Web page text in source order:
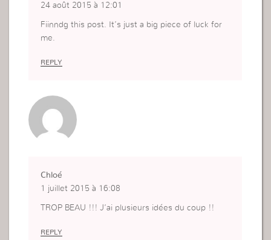
24 août 2015 à 12:01
Fiinndg this post. It’s just a big piece of luck for
me.
REPLY
Chloé
1 juillet 2015 à 16:08
TROP BEAU !!! J’ai plusieurs idées du coup !!
REPLY